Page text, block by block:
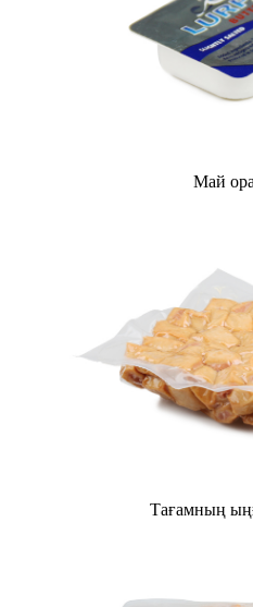
Май
Тағамның